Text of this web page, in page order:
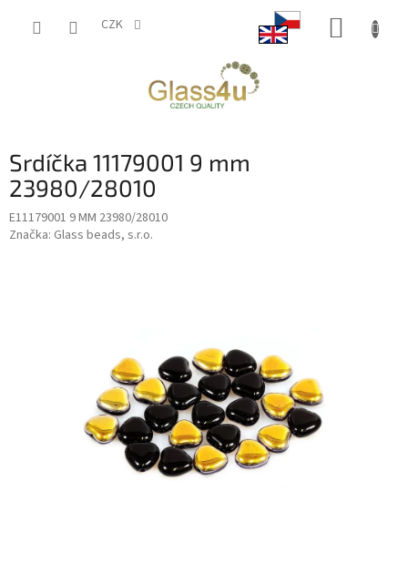
CZK
Srdíčka 11179001 9 mm
23980/28010
E11179001 9 MM 23980/28010
Značka: Glass beads, s.r.o.